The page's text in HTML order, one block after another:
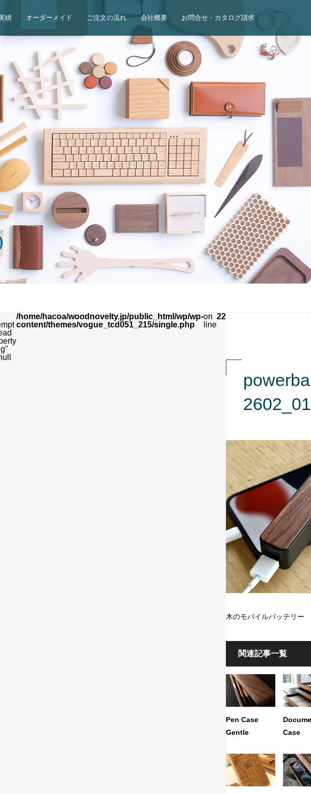
績 オーダーメイド ご注文の流れ 会社概要 お問合せ・カタログ請求
/home/hacoa/woodnovelty.jp/public_html/wp/wp-
content/themes/vogue_tcd051_215/single.php
on
line
22
2602_01
木のモバイルバッテリー
関連記事一覧
Pen Case
Gentle
Case